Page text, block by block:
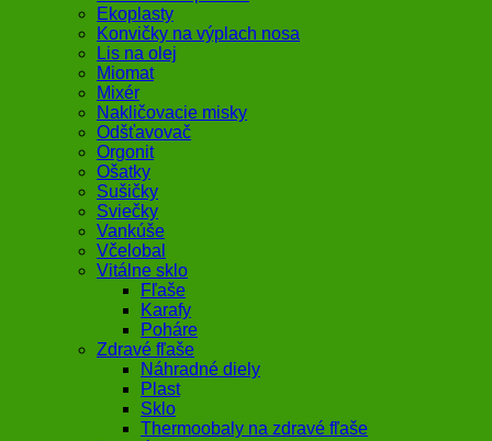
Ekoplasty
Konvičky na výplach nosa
Lis na olej
Miomat
Mixér
Nakličovacie misky
Odšťavovač
Orgonit
Ošatky
Sušičky
Sviečky
Vankúše
Včelobal
Vitálne sklo
Fľaše
Karafy
Poháre
Zdravé fľaše
Náhradné diely
Plast
Sklo
Thermoobaly na zdravé fľaše